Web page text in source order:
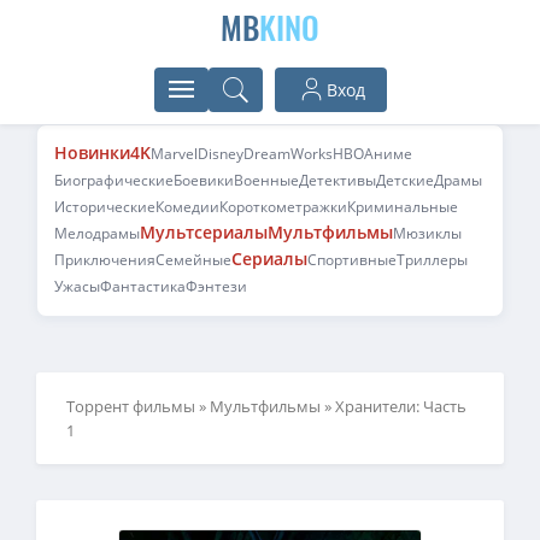
MBKINO
Вход
Новинки4KMarvelDisneyDreamWorksHBOАниме
БиографическиеБоевикиВоенныеДетективыДетскиеДрамы
ИсторическиеКомедииКороткометражкиКриминальные
МелодрамыМультсериалыМультфильмыМюзиклы
ПриключенияСемейныеСериалыСпортивныеТриллеры
УжасыФантастикаФэнтези
Торрент фильмы » Мультфильмы » Хранители: Часть
1